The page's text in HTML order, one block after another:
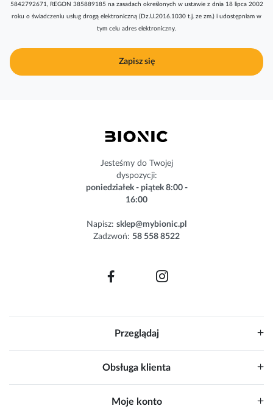
r
y
j
n
Zapisz się
5842792671, REGON 385889185 na zasadach określonych w ustawie z dnia 18 lipca 2002
roku o świadczeniu usług drogą elektroniczną (Dz.U.2016.1030 t.j. ze zm.) i udostępniam w
tym celu adres elektroniczny.
Jesteśmy do Twojej
dyspozycji:
poniedziałek - piątek 8:00 -
16:00
Napisz: sklep@mybionic.pl
Zadzwoń: 58 558 8522
Przeglądaj
Obsługa klienta
Moje konto